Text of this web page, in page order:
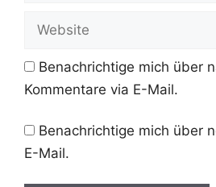
Website
Benachrichtige mich über
Kommentare via E-Mail.
Benachrichtige mich über
E-Mail.